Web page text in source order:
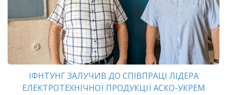
ІФНТУНГ ЗАЛУЧИВ ДО СПІВПРАЦІ ЛІДЕРА
ЕЛЕКТРОТЕХНІЧНОЇ ПРОДУКЦІЇ АСКО-УКРЕМ